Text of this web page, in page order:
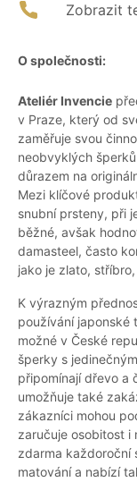
Zobrazit
O společnosti:
Ateliér Invencie
v Praze, který od
zaměřuje svou
neobvyklých
důrazem na
Mezi klíčové
snubní prsteny, při
běžné, avšak
damasteel, často
jako je zlato,
K výrazným
používání japonské
možné v České
šperky s
připomínají dřevo a
umožňuje také
zákazníci mohou
zaručuje osobitost i
zdarma každoroční
matování a nabízí